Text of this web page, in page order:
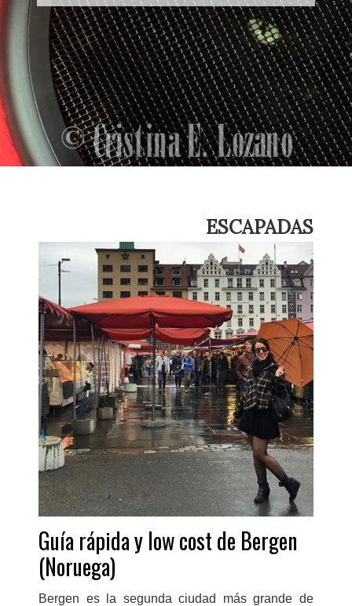
ESCAPADAS
Guía rápida y low cost de Bergen
(Noruega)
Bergen es la segunda ciudad más grande de